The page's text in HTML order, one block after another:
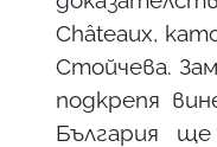
Châteaux,
Стойчева.
подкрепя
България